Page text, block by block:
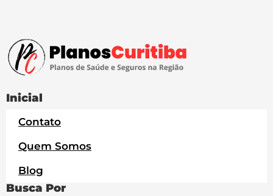
Inicial
Contato
Quem Somos
Blog
Busca Por